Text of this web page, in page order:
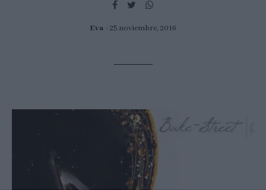
Eva 25 noviembre, 2016